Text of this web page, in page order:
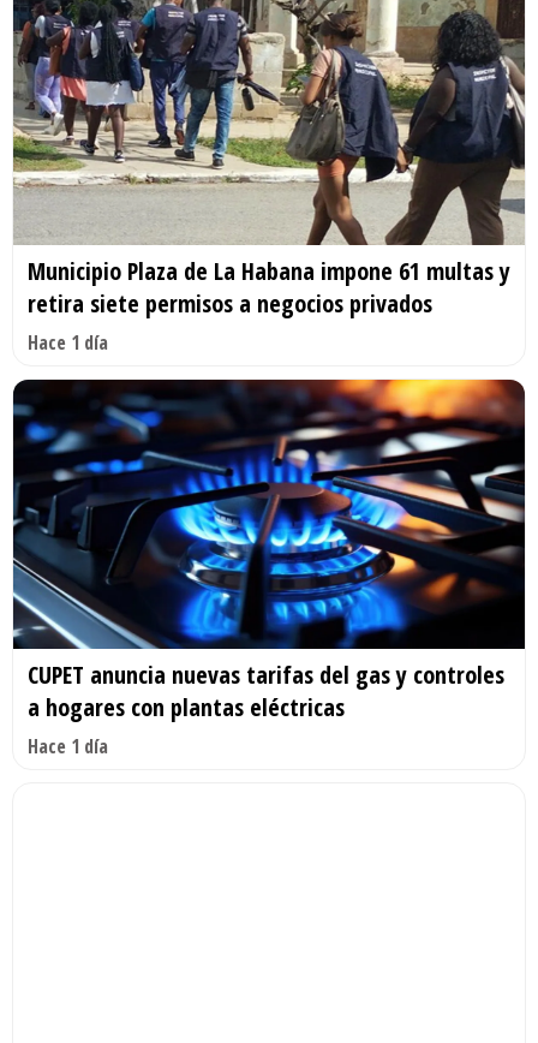
Municipio Plaza de La Habana impone 61 multas y
retira siete permisos a negocios privados
Hace 1 día
CUPET anuncia nuevas tarifas del gas y controles
a hogares con plantas eléctricas
Hace 1 día